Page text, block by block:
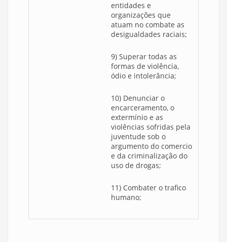
entidades e
organizações que
atuam no combate as
desigualdades raciais;
9) Superar todas as
formas de violência,
ódio e intolerância;
10) Denunciar o
encarceramento, o
extermínio e as
violências sofridas pela
juventude sob o
argumento do comercio
e da criminalização do
uso de drogas;
11) Combater o trafico
humano;